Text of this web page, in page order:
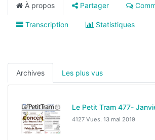
À propos Partager
Transcription Statistiques
Archives Les plus vus
Le Petit Tram 477-
4127 Vues. 13 mai 2019